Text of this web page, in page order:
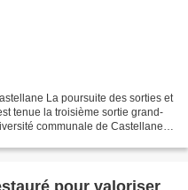
La poursuite des sorties et
tenue la troisième sortie grand-
communale de Castellane.
pour valoriser